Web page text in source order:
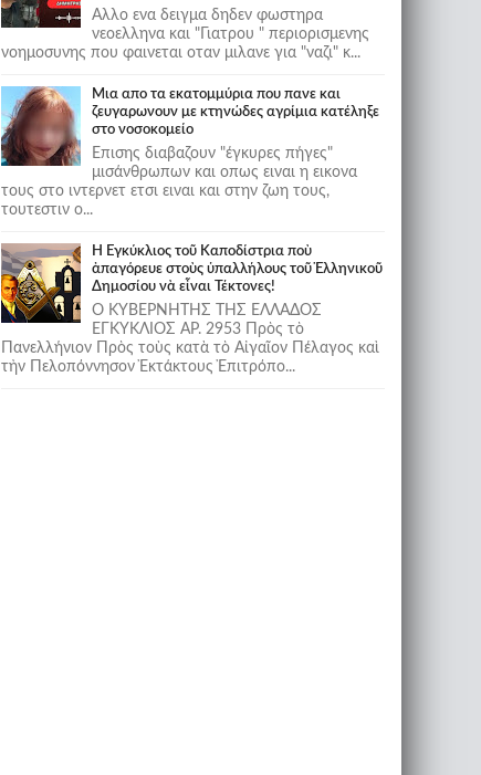
Αλλο ενα δειγμα δηδεν φωστηρα
νεοελληνα και "Γιατρου " περιορισμενης
νοημοσυνης που φαινεται οταν μιλανε για "ναζι" κ...
Μια απο τα εκατομμύρια που πανε και
ζευγαρωνουν με κτηνώδες αγρίμια κατέληξε
στο νοσοκομείο
Επισης διαβαζουν "έγκυρες πήγες"
μισάνθρωπων και οπως ειναι η εικονα
τους στο ιντερνετ ετσι ειναι και στην ζωη τους,
τουτεστιν ο...
Ἡ Ἐγκύκλιος τοῦ Καποδίστρια ποὺ
ἀπαγόρευε στοὺς ὑπαλλήλους τοῦ Ἑλληνικοῦ
Δημοσίου νὰ εἶναι Τέκτονες!
Ο ΚΥΒΕΡΝΗΤΗΣ ΤΗΣ ΕΛΛΑΔΟΣ
ΕΓΚΥΚΛΙΟΣ ΑΡ. 2953 Πρὸς τὸ
Πανελλήνιον Πρὸς τοὺς κατὰ τὸ Αἰγαῖον Πέλαγος καὶ
τὴν Πελοπόννησον Ἐκτάκτους Ἐπιτρόπο...